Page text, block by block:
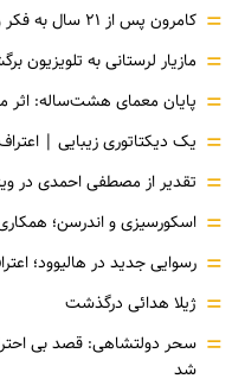
= کامرون پس از ۲۱ سال به فکر واگذاری «آواتار» افتاد
= مازیار لرستانی به تلویزیون
= پایان معمای هشت‌ساله: اثر
= یک دیکتاتوری زیبایی |
= تقدیر از مصطفی احمدی در
= اسکورسیزی و اندرسن؛
= رسوایی جدید در هالیوود؛
= ژیلا هدائی درگذشت
= سحر دولتشاهی: قصد بی
شد